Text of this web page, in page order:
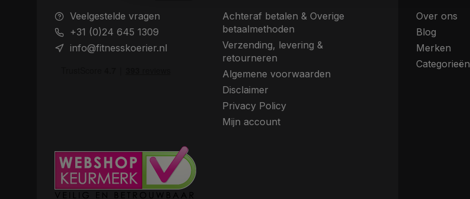
Veelgestelde vragen
+31 (0)24 645 1309
info@fitnesskoerier.nl
Achteraf betalen & Overige
betaalmethoden
Verzending, levering &
retourneren
Algemene voorwaarden
Disclaimer
Privacy Policy
Mijn account
Over ons
Blog
Merken
Categorieën